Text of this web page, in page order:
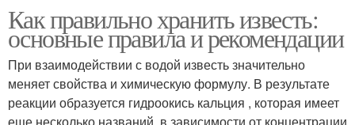
Как правильно хранить известь:
основные правила и рекомендации
При взаимодействии с водой известь значительно
меняет свойства и химическую формулу. В результате
реакции образуется гидроокись кальция , которая имеет